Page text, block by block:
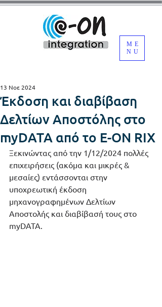
ME
NU
Έκδοση και διαβίβαση
Δελτίων Αποστόλης στο
myDATA από το E-ON RIX
13 Νοε 2024
Ξεκινώντας από την 1/12/2024 πολλές
επιχειρήσεις (ακόμα και μικρές &
μεσαίες) εντάσσονται στην
υποχρεωτική έκδοση
μηχανογραφημένων Δελτίων
Αποστολής και διαβίβασή τους στο
myDATA.